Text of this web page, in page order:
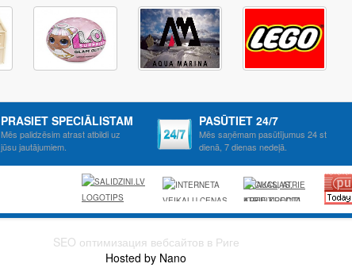
PRASIET SPECIĀLISTAM
Mēs palidzēsim atrast atbildi uz
jūsu jautājumiem.
PASŪTIET 24/7
Mēs saņēmam pasūtījumus 24 st
dienā, 7 dienas nedeļā.
AKCIJAS, ATRIE
KREDITI, OCTA,
KASKO,
SEO оптимизация вебсайтов в Риге
Hosted by Nano